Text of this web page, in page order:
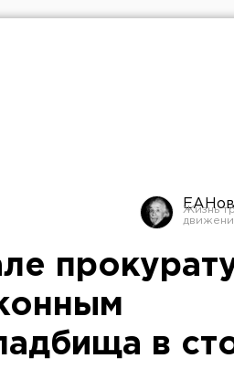
в